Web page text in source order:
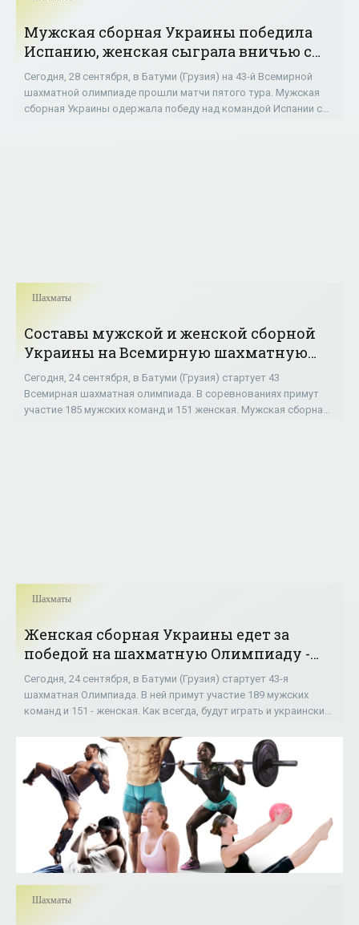
Мужская сборная Украины победила
Испанию, женская сыграла вничью с
Польшей на Всемирной шахматной
олимпиаде - «Шахматы»
Сегодня, 28 сентября, в Батуми (Грузия) на 43-й Всемирной
шахматной олимпиаде прошли матчи пятого тура. Мужская
сборная Украины одержала победу над командой Испании со
Шахматы
Составы мужской и женской сборной
Украины на Всемирную шахматную
олимпиаду в Батуми - «Шахматы»
Сегодня, 24 сентября, в Батуми (Грузия) стартует 43
Всемирная шахматная олимпиада. В соревнованиях примут
участие 185 мужских команд и 151 женская. Мужская сборная
Шахматы
Женская сборная Украины едет за
победой на шахматную Олимпиаду -
«Шахматы»
Сегодня, 24 сентября, в Батуми (Грузия) стартует 43-я
шахматная Олимпиада. В ней примут участие 189 мужских
команд и 151 - женская. Как всегда, будут играть и украинские
Шахматы